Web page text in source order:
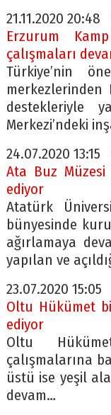
21.11.2020
Erzurum
çalışmaları
Türkiye’nin
merkezlerinden
destekleriyle
Merkezi’ndeki
24.07.2020
Ata Buz
ediyor
Atatürk
bünyesinde
ağırlamaya
yapılan ve
23.07.2020
Oltu Hükümet
ediyor
Oltu
çalışmalarına
üstü ise yeşil
devam…